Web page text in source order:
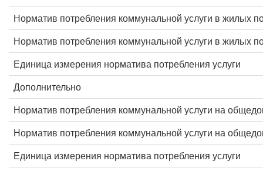
Норматив потребления коммунальной услуги в жилых
Норматив потребления коммунальной услуги в жилых
Единица измерения норматива потребления услуги
Дополнительно
Норматив потребления коммунальной услуги на
Норматив потребления коммунальной услуги на
Единица измерения норматива потребления услуги